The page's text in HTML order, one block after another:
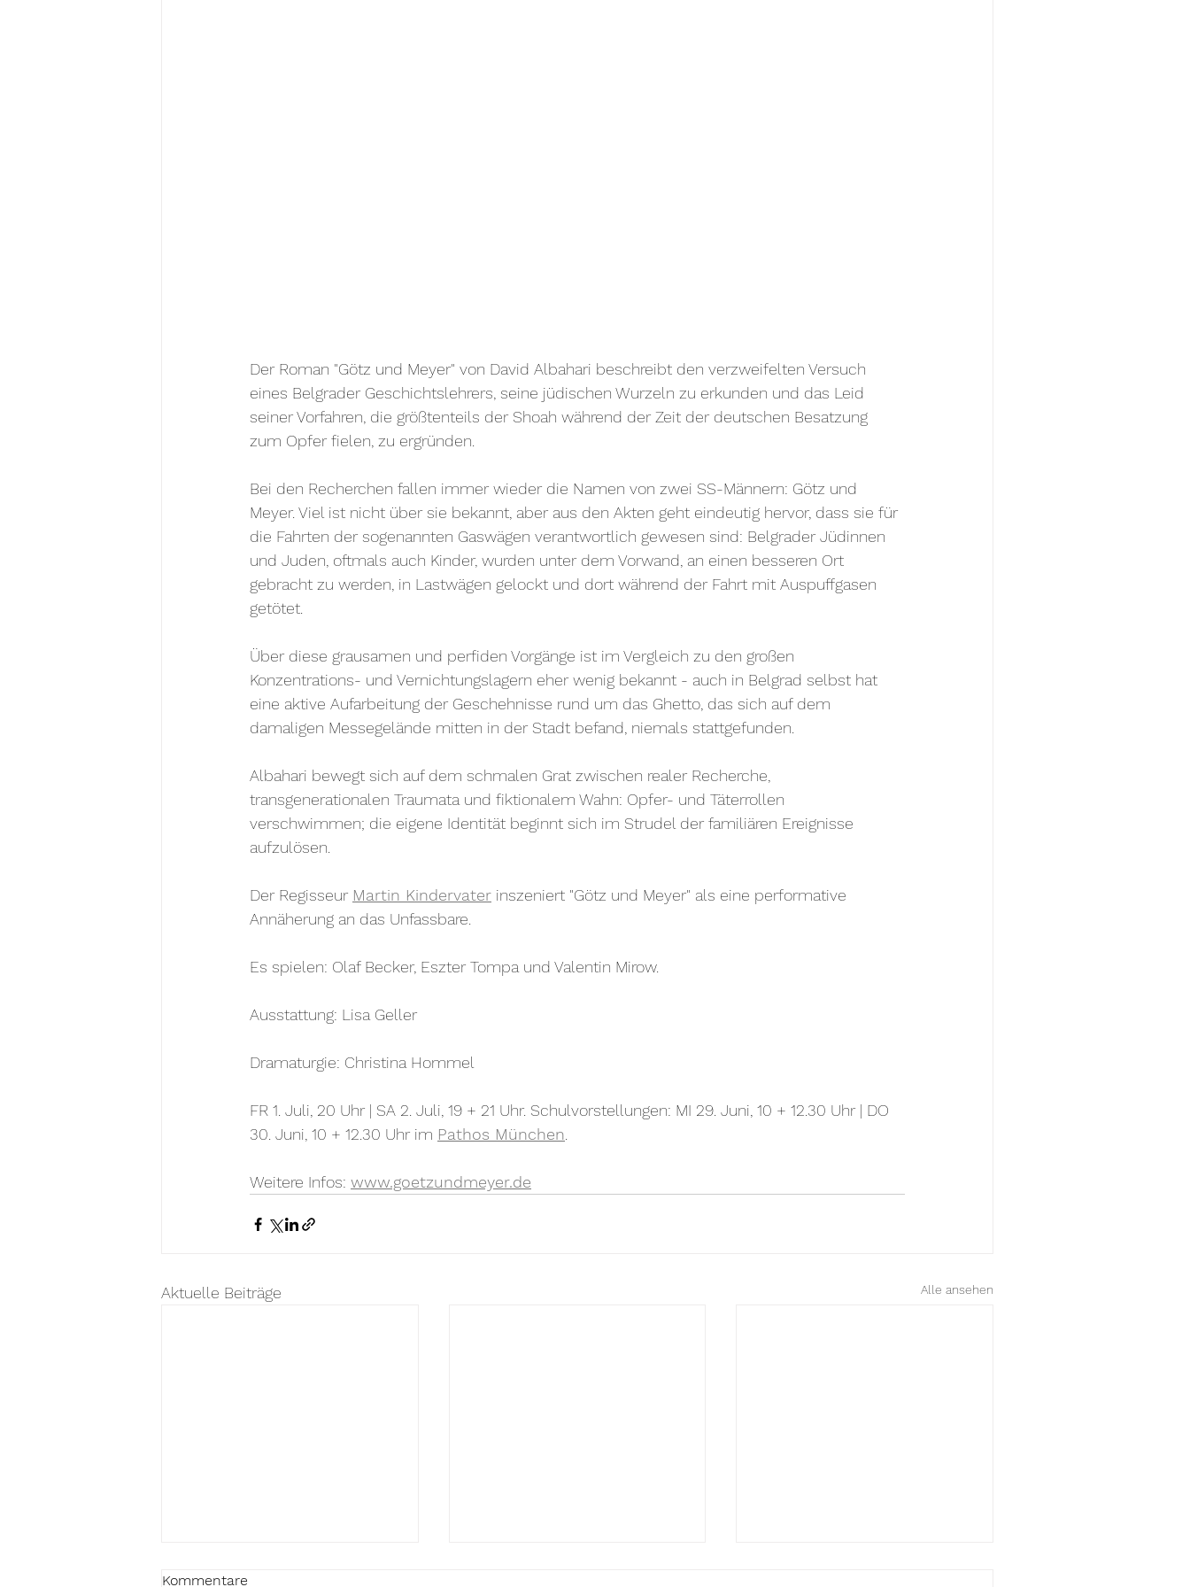
Der Roman "Götz und Meyer" von David Albahari beschreibt den verzweifelten Versuch
eines Belgrader Geschichtslehrers, seine jüdischen Wurzeln zu erkunden und das Leid
seiner Vorfahren, die größtenteils der Shoah während der Zeit der deutschen Besatzung
zum Opfer fielen, zu ergründen.
Bei den Recherchen fallen immer wieder die Namen von zwei SS-Männern: Götz und
Meyer. Viel ist nicht über sie bekannt, aber aus den Akten geht eindeutig hervor, dass sie für
die Fahrten der sogenannten Gaswägen verantwortlich gewesen sind: Belgrader Jüdinnen
und Juden, oftmals auch Kinder, wurden unter dem Vorwand, an einen besseren Ort
gebracht zu werden, in Lastwägen gelockt und dort während der Fahrt mit Auspuffgasen
getötet.
Über diese grausamen und perfiden Vorgänge ist im Vergleich zu den großen
Konzentrations- und Vernichtungslagern eher wenig bekannt - auch in Belgrad selbst hat
eine aktive Aufarbeitung der Geschehnisse rund um das Ghetto, das sich auf dem
damaligen Messegelände mitten in der Stadt befand, niemals stattgefunden.
Albahari bewegt sich auf dem schmalen Grat zwischen realer Recherche,
transgenerationalen Traumata und fiktionalem Wahn: Opfer- und Täterrollen
verschwimmen; die eigene Identität beginnt sich im Strudel der familiären Ereignisse
aufzulösen.
Der Regisseur Martin Kindervater inszeniert "Götz und Meyer" als eine performative
Annäherung an das Unfassbare.
Es spielen: Olaf Becker, Eszter Tompa und Valentin Mirow.
Ausstattung: Lisa Geller
Dramaturgie: Christina Hommel
FR 1. Juli, 20 Uhr | SA 2. Juli, 19 + 21 Uhr. Schulvorstellungen: MI 29. Juni, 10 + 12.30 Uhr | DO
30. Juni, 10 + 12.30 Uhr im Pathos München.
Weitere Infos: www.goetzundmeyer.de
Aktuelle Beiträge Alle ansehen
Kommentare